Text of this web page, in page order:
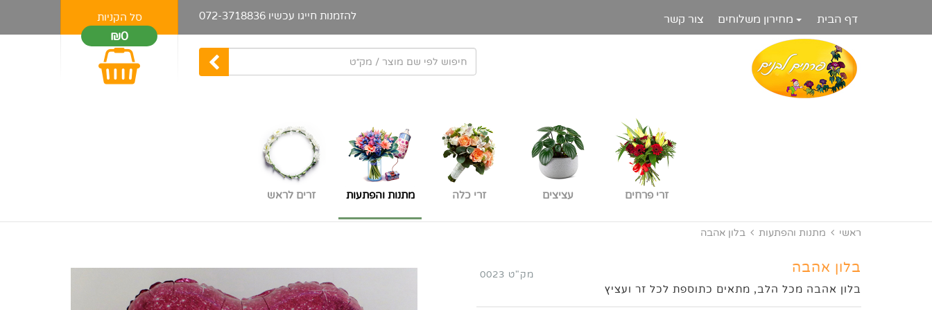
סל הקניות
₪0
להזמנות חייגו עכשיו 072-3718836 דף הבית מחירון משלוחים צור קשר
זרי פרחים עציצים זרי כלה מתנות והפתעות זרים לראש
ראשי מתנות והפתעות בלון אהבה
בלון אהבה מק"ט 0023
בלון אהבה מכל הלב, מתאים כתוספת לכל זר ועציץ